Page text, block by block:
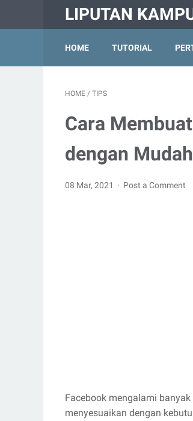
LIPUTAN
HOME TUTORIAL
HOME / TIPS
Cara
dengan Mudah
08 Mar, 2021 Post a Comment
Facebook mengalami
menyesuaikan dengan